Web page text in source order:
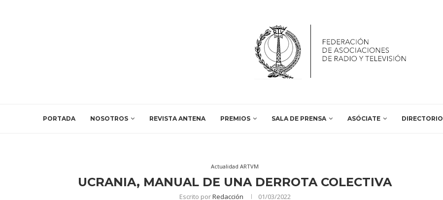
PORTADA NOSOTROS REVISTA ANTENA PREMIOS SALA DE PRENSA ASÓCIATE DIRECTORIO
Actualidad ARTVM
UCRANIA, MANUAL DE UNA DERROTA COLECTIVA
Escrito porRedacción 01/03/2022